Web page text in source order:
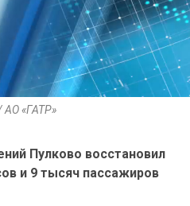
АО «ГАТР»
Пулково восстановил
и 9 тысяч пассажиров